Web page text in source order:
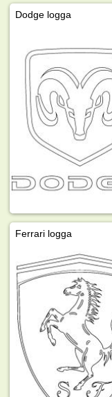
Dodge logga
Ferrari logga